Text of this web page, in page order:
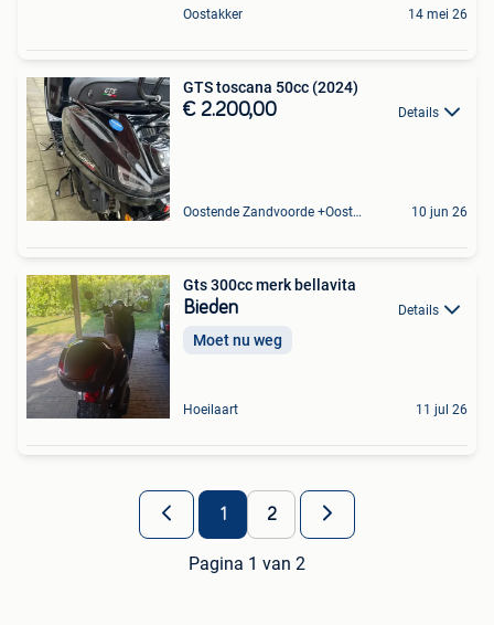
Oostakker 14 mei 26
GTS toscana 50cc (2024)
€ 2.200,00 Details
Oostende Zandvoorde +Oostende 10 jun 26
Gts 300cc merk bellavita
Bieden Details
Moet nu weg
Hoeilaart 11 jul 26
1 2
Pagina 1 van 2